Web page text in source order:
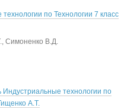
по Технологии 7 класс
Симоненко В.Д.
Индустриальные технологии по
А.Т.